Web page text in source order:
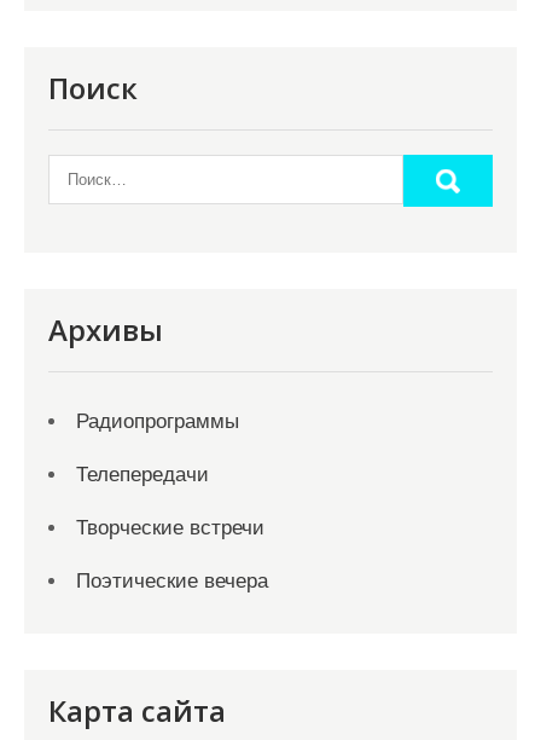
Поиск
Архивы
Радиопрограммы
Телепередачи
Творческие встречи
Поэтические вечера
Карта сайта